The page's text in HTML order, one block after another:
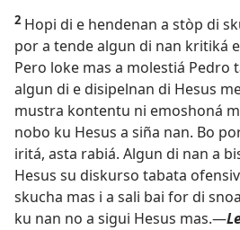
2 Hopi di e hendenan a stòp di
por a tende algun di nan kritiká
Pero loke mas a molestiá Pedro
algun di e disipelnan di Hesus
mustra kontentu ni emoshoná
nobo ku Hesus a siña nan. Bo
iritá, asta rabiá. Algun di nan a
Hesus su diskurso tabata
skucha mas i a sali bai for di
ku nan no a sigui Hesus mas.—